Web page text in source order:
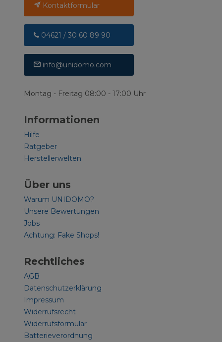
Kontaktformular
04621 / 30 60 89 90
info@unidomo.com
Montag - Freitag 08:00 - 17:00 Uhr
Informationen
Hilfe
Ratgeber
Herstellerwelten
Über uns
Warum UNIDOMO?
Unsere Bewertungen
Jobs
Achtung: Fake Shops!
Rechtliches
AGB
Datenschutzerklärung
Impressum
Widerrufsrecht
Widerrufsformular
Batterieverordnung